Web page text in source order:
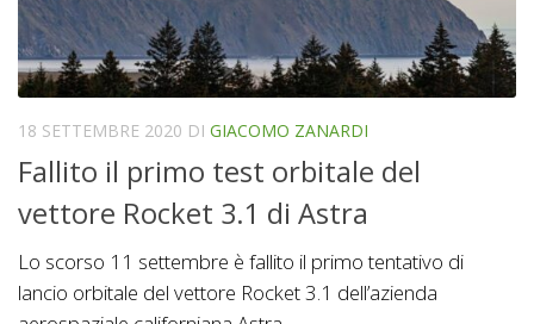
18 SETTEMBRE 2020 DI GIACOMO ZANARDI
Fallito il primo test orbitale del
vettore Rocket 3.1 di Astra
Lo scorso 11 settembre è fallito il primo tentativo di
lancio orbitale del vettore Rocket 3.1 dell’azienda